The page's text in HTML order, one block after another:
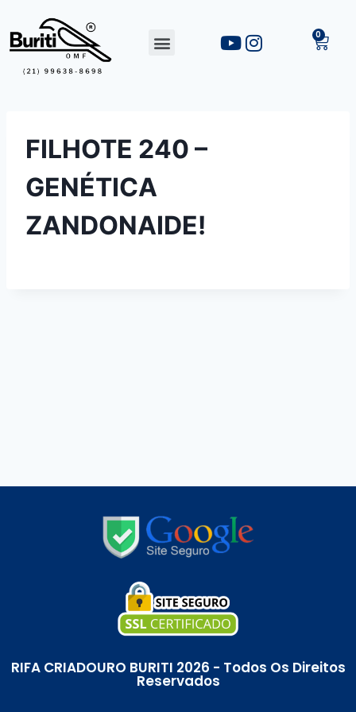
FILHOTE 240 –
GENÉTICA
ZANDONAIDE!
RIFA CRIADOURO BURITI 2026 - Todos Os Direitos
Reservados